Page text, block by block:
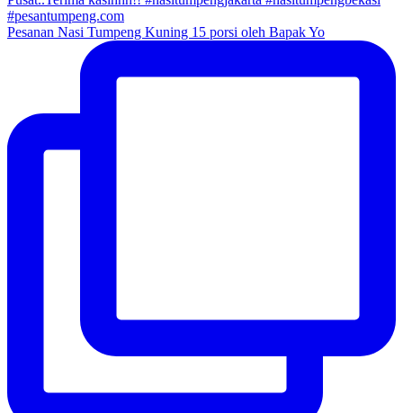
Pesanan Nasi Tumpeng Kuning 15 porsi oleh Bapak Yo